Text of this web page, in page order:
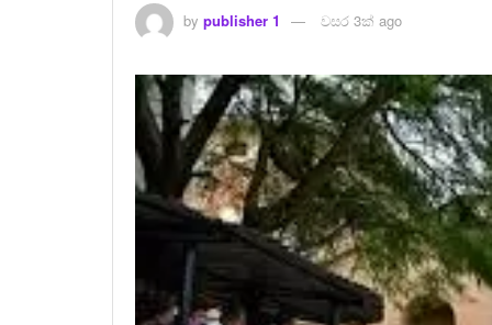
by publisher 1 වසර 3ක් ago